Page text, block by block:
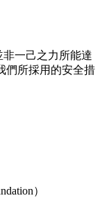
一己之力所能達
們所採用的安全措
）